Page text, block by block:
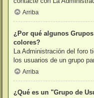
Arriba
¿Por qué algunos
colores?
La Administración del foro
los usuarios de un grupo
Arriba
¿Qué es un "Grupo de